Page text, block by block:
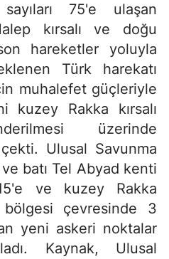
sayıları 75'e ulaşan
kırsalı ve doğu
hareketler yoluyla
Türk harekatı
muhalefet güçleriyle
kuzey Rakka kırsalı
üzerinde
çekti. Ulusal Savunma
batı Tel Abyad kenti
15'e ve kuzey Rakka
bölgesi çevresinde 3
yeni askeri noktalar
Kaynak, Ulusal